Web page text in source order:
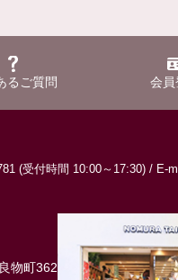
るご質問 会
(受付時間 10:00～17:30) /E-
物町362